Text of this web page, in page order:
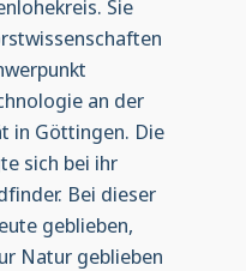
Sie
an der
in Göttingen. Die
sich bei ihr
Bei dieser
geblieben,
Natur geblieben